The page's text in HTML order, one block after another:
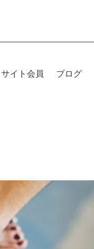
サイト会員 ブログ